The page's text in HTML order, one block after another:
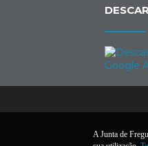
A Junta de